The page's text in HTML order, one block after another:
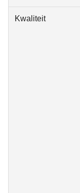
Kwaliteit